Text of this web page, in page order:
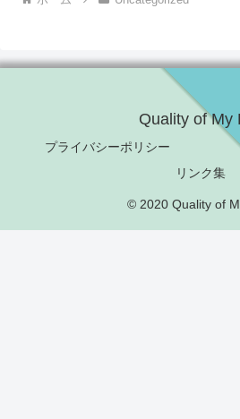
Quality of My
プライバシーポリシー
リンク集
© 2020 Quality of